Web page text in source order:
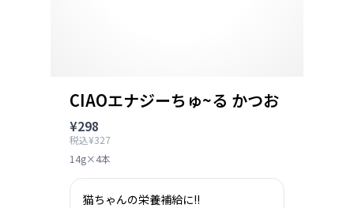
CIAOエナジーちゅ~る かつお
¥298
税込¥327
14g×4本
猫ちゃんの栄養補給に!!